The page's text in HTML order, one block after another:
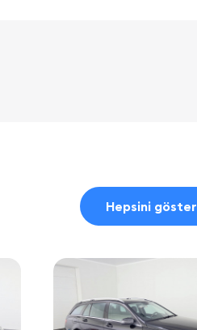
Hepsini göster